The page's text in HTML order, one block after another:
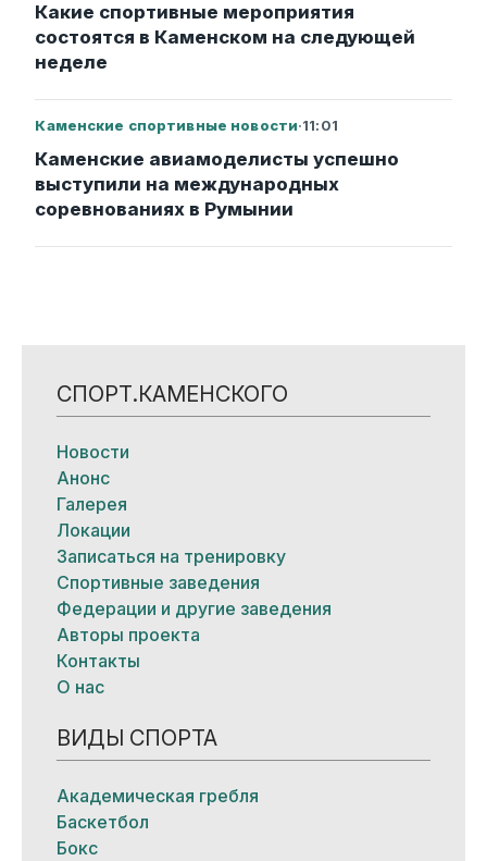
Какие спортивные мероприятия
состоятся в Каменском на следующей
неделе
Каменские спортивные новости·11:01
Каменские авиамоделисты успешно
выступили на международных
соревнованиях в Румынии
СПОРТ.КАМЕНСКОГО
Новости
Анонс
Галерея
Локации
Записаться на тренировку
Спортивные заведения
Федерации и другие заведения
Авторы проекта
Контакты
О нас
ВИДЫ СПОРТА
Академическая гребля
Баскетбол
Бокс